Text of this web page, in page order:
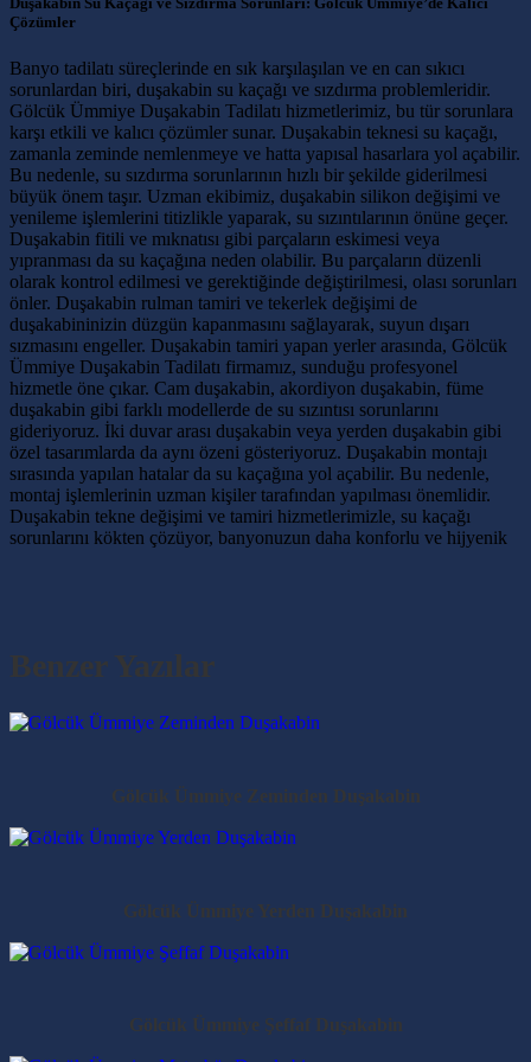
Çözümler
Banyo tadilatı süreçlerinde en sık karşılaşılan ve en can sıkıcı
sorunlardan biri, duşakabin su kaçağı ve sızdırma problemleridir.
Gölcük Ümmiye Duşakabin Tadilatı hizmetlerimiz, bu tür sorunlara
karşı etkili ve kalıcı çözümler sunar. Duşakabin teknesi su kaçağı,
zamanla zeminde nemlenmeye ve hatta yapısal hasarlara yol açabilir.
Bu nedenle, su sızdırma sorunlarının hızlı bir şekilde giderilmesi
büyük önem taşır. Uzman ekibimiz, duşakabin silikon değişimi ve
yenileme işlemlerini titizlikle yaparak, su sızıntılarının önüne geçer.
Duşakabin fitili ve mıknatısı gibi parçaların eskimesi veya
yıpranması da su kaçağına neden olabilir. Bu parçaların düzenli
olarak kontrol edilmesi ve gerektiğinde değiştirilmesi, olası sorunları
önler. Duşakabin rulman tamiri ve tekerlek değişimi de
duşakabininizin düzgün kapanmasını sağlayarak, suyun dışarı
sızmasını engeller. Duşakabin tamiri yapan yerler arasında, Gölcük
Ümmiye Duşakabin Tadilatı firmamız, sunduğu profesyonel
hizmetle öne çıkar. Cam duşakabin, akordiyon duşakabin, füme
duşakabin gibi farklı modellerde de su sızıntısı sorunlarını
gideriyoruz. İki duvar arası duşakabin veya yerden duşakabin gibi
özel tasarımlarda da aynı özeni gösteriyoruz. Duşakabin montajı
sırasında yapılan hatalar da su kaçağına yol açabilir. Bu nedenle,
montaj işlemlerinin uzman kişiler tarafından yapılması önemlidir.
Duşakabin tekne değişimi ve tamiri hizmetlerimizle, su kaçağı
sorunlarını kökten çözüyor, banyonuzun daha konforlu ve hijyenik
Benzer Yazılar
Gölcük Ümmiye Zeminden Duşakabin
Gölcük Ümmiye Yerden Duşakabin
Gölcük Ümmiye Şeffaf Duşakabin